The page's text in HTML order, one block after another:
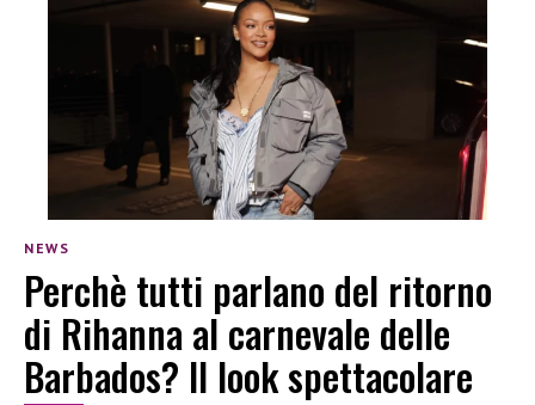
NEWS
Perchè tutti parlano del ritorno
di Rihanna al carnevale delle
Barbados? Il look spettacolare